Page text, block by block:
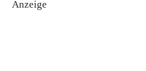
Anzeige